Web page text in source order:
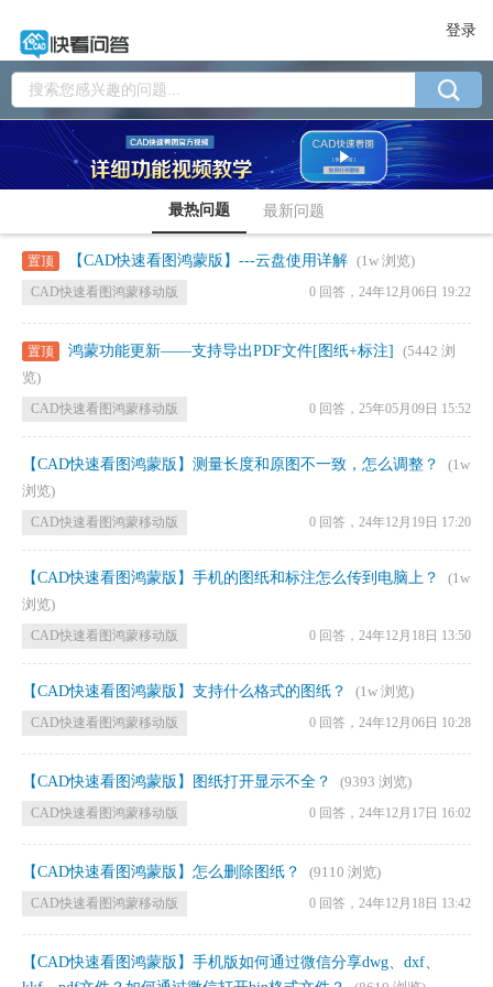
登录
最热问题 最新问题
置顶 【CAD快速看图鸿蒙版】---云盘使用详解 (1w 浏览)
CAD快速看图鸿蒙移动版
24年12月06日 19:22
0 回答，
置顶 鸿蒙功能更新——支持导出PDF文件[图纸+标注]
(5442 浏
览)
CAD快速看图鸿蒙移动版
25年05月09日 15:52
0 回答，
【CAD快速看图鸿蒙版】测量长度和原图不一致，怎么调整？
(1w
浏览)
CAD快速看图鸿蒙移动版
24年12月19日 17:20
0 回答，
【CAD快速看图鸿蒙版】手机的图纸和标注怎么传到电脑上？
(1w
浏览)
CAD快速看图鸿蒙移动版
24年12月18日 13:50
0 回答，
【CAD快速看图鸿蒙版】支持什么格式的图纸？
(1w 浏览)
CAD快速看图鸿蒙移动版
24年12月06日 10:28
0 回答，
【CAD快速看图鸿蒙版】图纸打开显示不全？
(9393 浏览)
CAD快速看图鸿蒙移动版
24年12月17日 16:02
0 回答，
【CAD快速看图鸿蒙版】怎么删除图纸？
(9110 浏览)
CAD快速看图鸿蒙移动版
24年12月18日 13:42
0 回答，
【CAD快速看图鸿蒙版】手机版如何通过微信分享dwg、dxf、